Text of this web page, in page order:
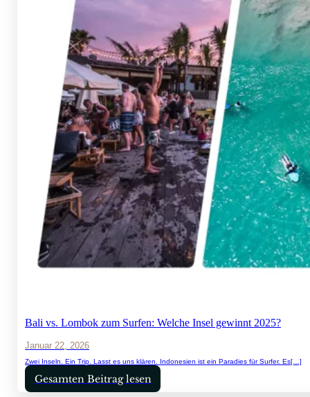
Bali vs. Lombok zum Surfen: Welche Insel gewinnt 2025?
Januar 22, 2026
Zwei Inseln. Ein Trip. Lasst es uns klären. Indonesien ist ein Paradies für Surfer. Es[…]
Gesamten Beitrag lesen